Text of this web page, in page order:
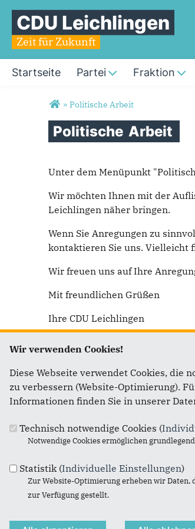
CDU Leichlingen
Zeit für Zukunft
Startseite Partei Fraktion
Sie sind hier
» Politische Arbeit
Politische Arbeit
Unter dem Menüpunkt
Wir möchten Ihnen mit der
Leichlingen näher bringen.
Wenn Sie Anregungen zu
kontaktieren Sie uns. Vielleicht
Wir freuen uns auf Ihre
Mit freundlichen Grüßen
Ihre CDU Leichlingen
Fußbereich
Wir verwenden Cookies!
Diese Webseite verwendet Cookies, die
zu verbessern (Website-Optimierung).
Informationen finden Sie in unserer
Technisch notwendige Cookies (
Notwendige Cookies ermöglichen
Statistik (Individuelle Einstellungen)
Zur Website-Optimierung erheben wir Daten,
zur Verfügung gestellt.